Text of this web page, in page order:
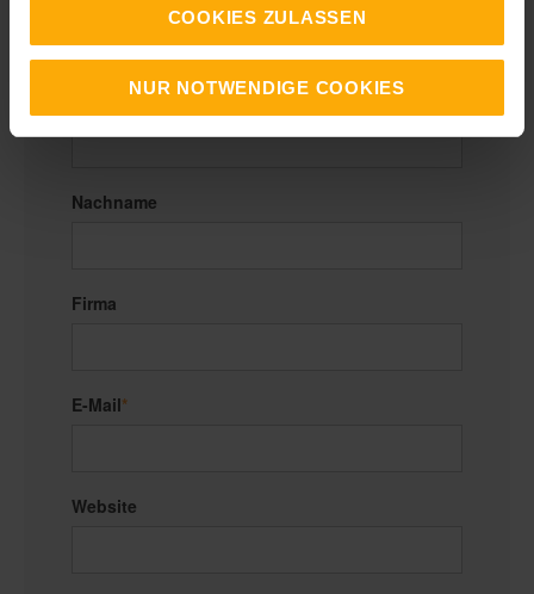
COOKIES ZULASSEN
NUR NOTWENDIGE COOKIES
Vorname
Nachname
Firma
E-Mail*
Website